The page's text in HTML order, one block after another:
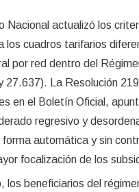
Nacional actualizó los
los cuadros tarifarios
por red dentro del
27.637). La Resolución
en el Boletín Oficial,
regresivo y
forma automática y sin
focalización de los
los beneficiarios del